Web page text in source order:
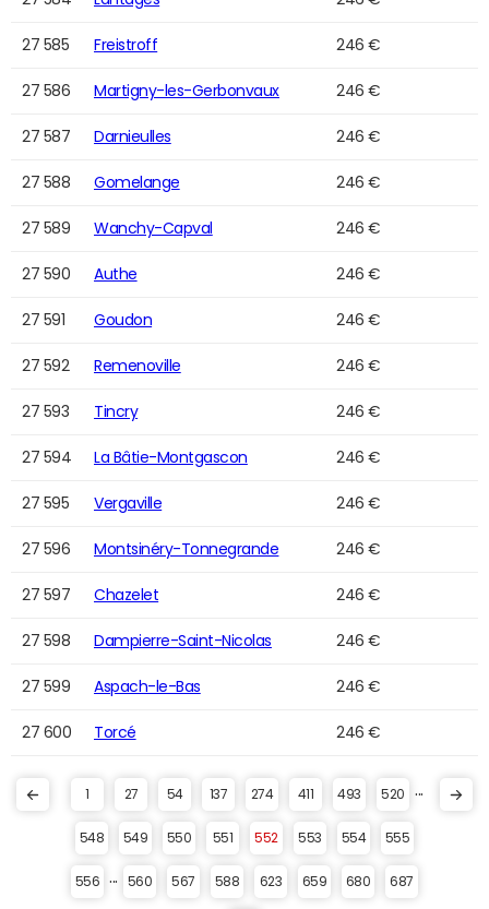
27 585 Freistroff 246 €
27 586 Martigny-les-Gerbonvaux 246 €
27 587 Darnieulles 246 €
27 588 Gomelange 246 €
27 589 Wanchy-Capval 246 €
27 590 Authe 246 €
27 591 Goudon 246 €
27 592 Remenoville 246 €
27 593 Tincry 246 €
27 594 La Bâtie-Montgascon 246 €
27 595 Vergaville 246 €
27 596 Montsinéry-Tonnegrande 246 €
27 597 Chazelet 246 €
27 598 Dampierre-Saint-Nicolas 246 €
27 599 Aspach-le-Bas 246 €
27 600 Torcé 246 €
1 27 54 137 274 411 493 520
548 549 550 551 552 553 554 555
556 560 567 588 623 659 680 687